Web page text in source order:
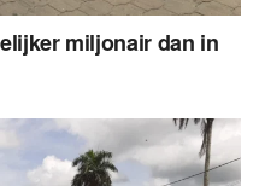
miljonair dan in